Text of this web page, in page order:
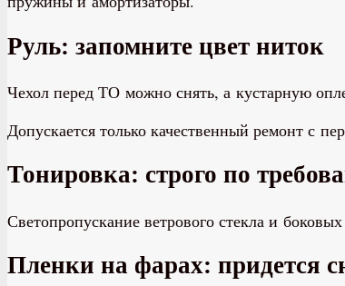
Руль: запомните цвет ниток
Чехол перед ТО можно снять, а кустарную
Допускается только качественный ремонт с
Тонировка: строго по
Светопропускание ветрового стекла и
Пленки на фарах: придется